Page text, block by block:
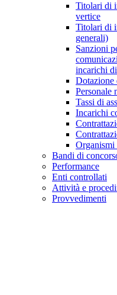
Titolari di
vertice
Titolari di
generali)
Sanzioni
incarichi
Dotazione
Personale
Tassi di
Incarichi
Organismi
Bandi di
Performance
Enti controllati
Attività e
Provvedimenti